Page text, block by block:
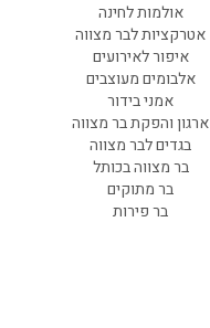
אולמות לחינה
אטרקציות לבר מצווה
איפור לאירועים
אלבומים מעוצבים
אמני בידור
ארגון והפקת בר מצווה
בגדים לבר מצווה
בר מצווה בכותל
בר מתוקים
בר פירות